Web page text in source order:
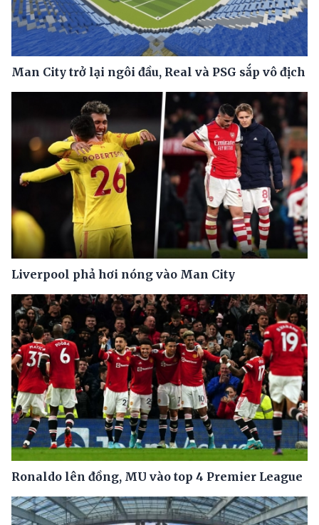
Man City trở lại ngôi đầu, Real và PSG sắp vô địch
Liverpool phả hơi nóng vào Man City
Ronaldo lên đồng, MU vào top 4 Premier League